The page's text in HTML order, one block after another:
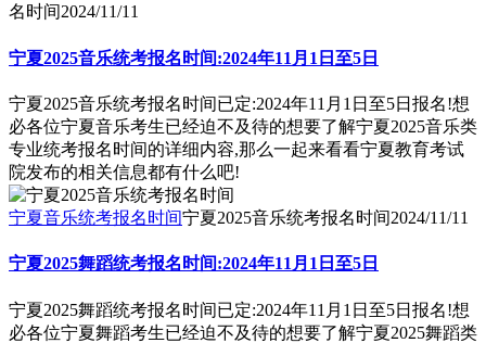
名时间2024/11/11
宁夏2025音乐统考报名时间:2024年11月1日至5日
宁夏2025音乐统考报名时间已定:2024年11月1日至5日报名!想
必各位宁夏音乐考生已经迫不及待的想要了解宁夏2025音乐类
专业统考报名时间的详细内容,那么一起来看看宁夏教育考试
院发布的相关信息都有什么吧!
宁夏音乐统考报名时间宁夏2025音乐统考报名时间2024/11/11
宁夏2025舞蹈统考报名时间:2024年11月1日至5日
宁夏2025舞蹈统考报名时间已定:2024年11月1日至5日报名!想
必各位宁夏舞蹈考生已经迫不及待的想要了解宁夏2025舞蹈类